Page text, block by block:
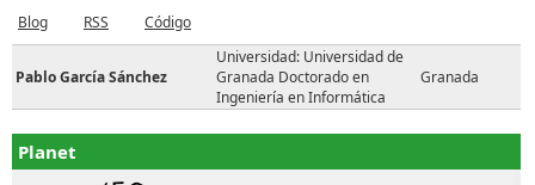
Blog
RSS Código
Pablo García Sánchez
Universidad: Universidad de
Granada Doctorado en
Ingeniería en Informática
Granada
Planet